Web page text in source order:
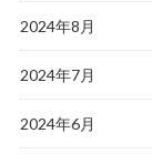
2024年8月
2024年7月
2024年6月